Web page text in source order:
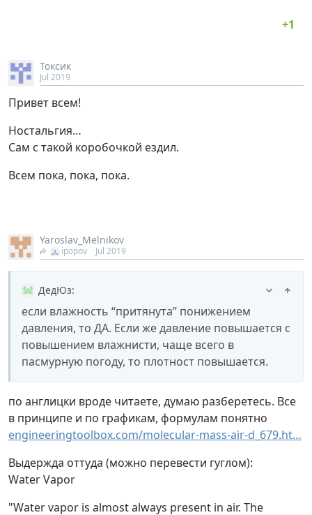
Токсик
Jul 2019
Привет всем!
Ностальгия…
Сам с такой коробочкой ездил.
Всем пока, пока, пока.
Yaroslav_Melnikov
ipopov Jul 2019
ДедЮз:
если влажность “притянута” понижением
давления, то ДА. Если же давление повышается с
повышением влажнисти, чаще всего в
пасмурную погоду, то плотност повышается.
по англицки вроде читаете, думаю разберетесь. Все
в принципе и по графикам, формулам понятно
engineeringtoolbox.com/molecular-mass-air-d_679.ht…
Выдержда оттуда (можно перевести гуглом):
Water Vapor
"Water vapor is almost always present in air. The